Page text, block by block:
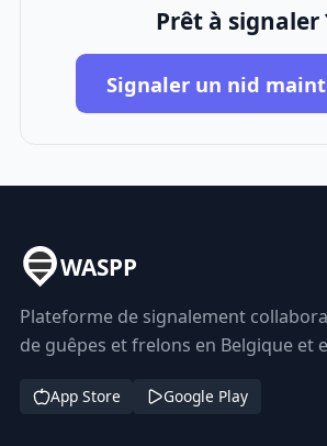
Prêt à signaler
Signaler un nid
WASPP
Plateforme de signalement
de guêpes et frelons en Belgique et
App Store Google Play